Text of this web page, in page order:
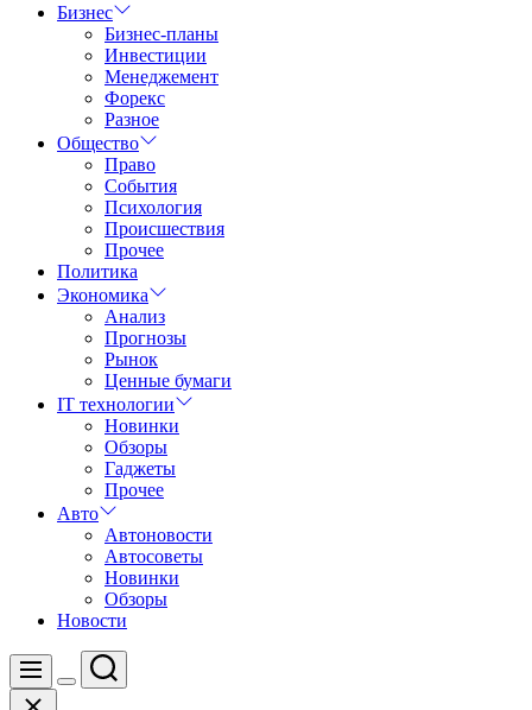
Бизнес
Бизнес-планы
Инвестиции
Менеджемент
Форекс
Разное
Общество
Право
События
Психология
Происшествия
Прочее
Политика
Экономика
Анализ
Прогнозы
Рынок
Ценные бумаги
IT технологии
Новинки
Обзоры
Гаджеты
Прочее
Авто
Автоновости
Автосоветы
Новинки
Обзоры
Новости
Меню
Цвет
Поиск
Закрыть